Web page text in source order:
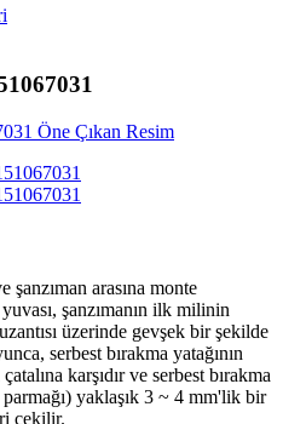
arasına monte
şanzımanın ilk milinin
üzerinde gevşek bir şekilde
serbest bırakma yatağının
karşıdır ve serbest bırakma
yaklaşık 3 ~ 4 mm'lik bir
çekilir.